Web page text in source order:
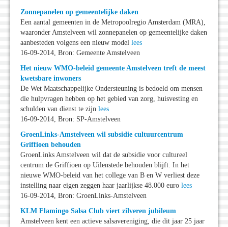
Zonnepanelen op gemeentelijke daken
Een aantal gemeenten in de Metropoolregio Amsterdam (MRA),
waaronder Amstelveen wil zonnepanelen op gemeentelijke daken
aanbesteden volgens een nieuw model lees
16-09-2014, Bron: Gemeente Amstelveen
Het nieuw WMO-beleid gemeente Amstelveen treft de meest
kwetsbare inwoners
De Wet Maatschappelijke Ondersteuning is bedoeld om mensen
die hulpvragen hebben op het gebied van zorg, huisvesting en
schulden van dienst te zijn lees
16-09-2014, Bron: SP-Amstelveen
GroenLinks-Amstelveen wil subsidie cultuurcentrum
Griffioen behouden
GroenLinks Amstelveen wil dat de subsidie voor cultureel
centrum de Griffioen op Uilenstede behouden blijft. In het
nieuwe WMO-beleid van het college van B en W verliest deze
instelling naar eigen zeggen haar jaarlijkse 48.000 euro lees
16-09-2014, Bron: GroenLinks-Amstelveen
KLM Flamingo Salsa Club viert zilveren jubileum
Amstelveen kent een actieve salsavereniging, die dit jaar 25 jaar